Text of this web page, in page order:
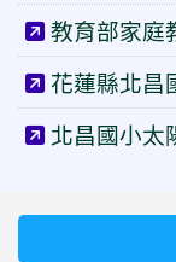
教育部家庭
花蓮縣北昌
北昌國小太